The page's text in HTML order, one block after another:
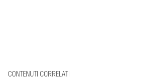
CONTENUTI CORRELATI